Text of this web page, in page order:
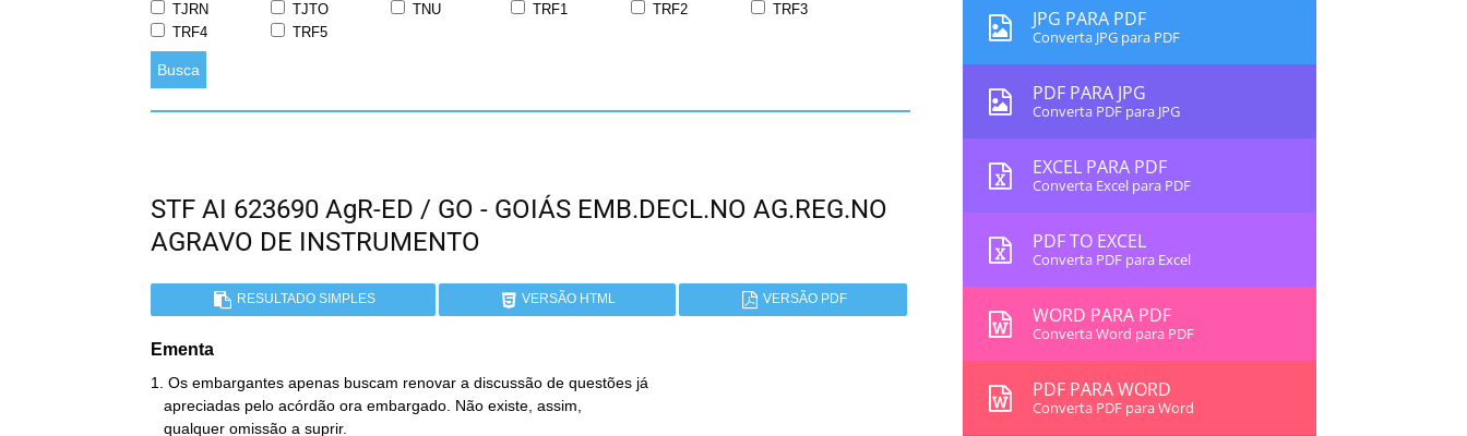
TJRN
TJTO TNU TRF1 TRF2
TRF3
TRF4
TRF5
Busca
STF AI 623690 AgR-ED / GO - GOIÁS EMB.DECL.NO AG.REG.NO
AGRAVO DE INSTRUMENTO
RESULTADO SIMPLES VERSÃO HTML VERSÃO PDF
Ementa
1. Os embargantes apenas buscam renovar a discussão de questões já
JPG PARA PDF
Converta JPG para PDF
PDF PARA JPG
Converta PDF para JPG
EXCEL PARA PDF
Converta Excel para PDF
PDF TO EXCEL
Converta PDF para Excel
WORD PARA PDF
Converta Word para PDF
PDF PARA WORD
Converta PDF para Word